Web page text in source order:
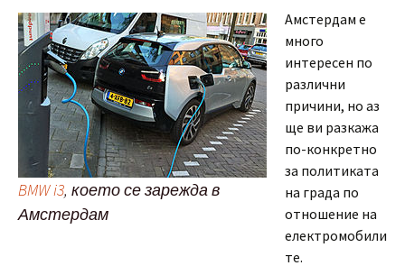
BMW i3, което се зарежда в
Амстердам
Амстердам е
много
интересен по
различни
причини, но аз
ще ви разкажа
по-конкретно
за политиката
на града по
отношение на
електромобили
те.